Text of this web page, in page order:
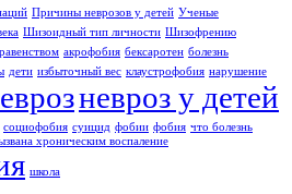
Причины неврозов у детей Ученые
Шизоидный тип личности Шизофрению
акрофобия бексаротен болезнь
дети избыточный вес клаустрофобия нарушение
невроз у детей
социофобия суицид фобии фобия что болезнь
хроническим воспаление
школа